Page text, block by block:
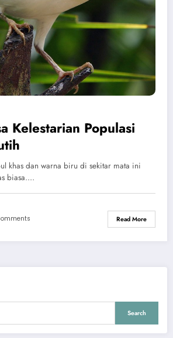
Kelestarian Populasi
khas dan warna biru di sekitar mata ini
biasa.…
Read More
Search